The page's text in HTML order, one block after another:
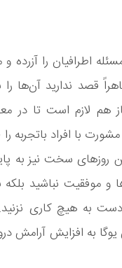
اطرافیان را آزرده
قصد ندارید آن‌ها را
هم لازم است تا در
با افراد باتجربه
روزهای سخت نیز به
نباشید بلکه
به هیچ کاری
به افزایش آرامش